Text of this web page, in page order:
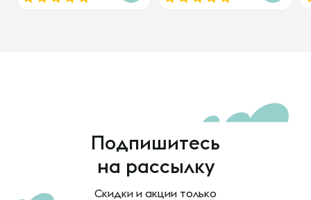
Подпишитесь
на рассылку
Скидки и акции только